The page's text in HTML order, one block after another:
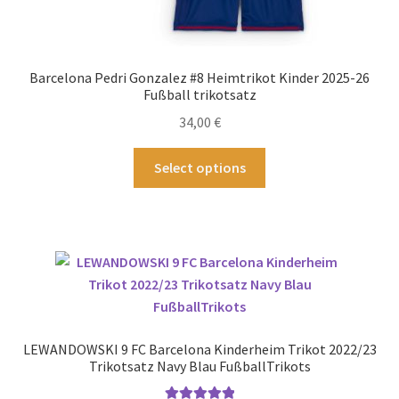
Barcelona Pedri Gonzalez #8 Heimtrikot Kinder 2025-26
Fußball trikotsatz
34,00 €
Select options
auf.
Die
auf
LEWANDOWSKI 9 FC Barcelona Kinderheim Trikot 2022/23
Trikotsatz Navy Blau FußballTrikots